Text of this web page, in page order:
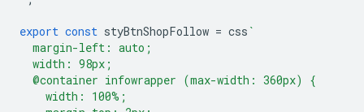
export const styBtnShopFollow = css `
  margin-left: auto;
  width: 98px;
  @container infowrapper (max-width: 360px) {
    width: 100%;